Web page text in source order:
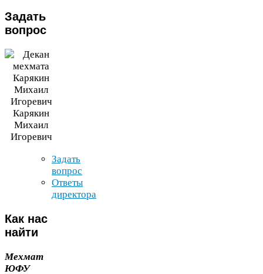
Задать
вопрос
Карякин
Михаил
Игоревич
Задать
вопрос
Ответы
директора
Как нас
найти
Мехмат
ЮФУ